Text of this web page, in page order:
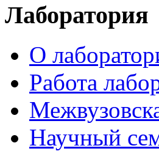
Лаборатория
О
Работа
Научный